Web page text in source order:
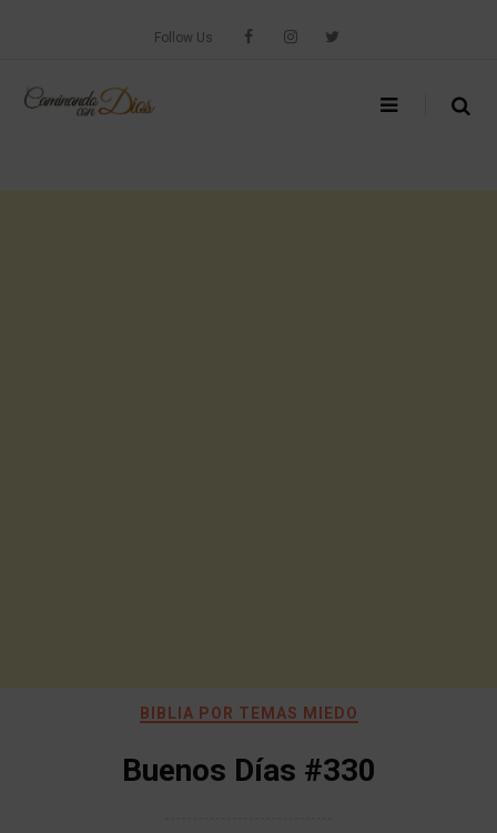
Follow Us
BIBLIA POR TEMAS MIEDO
Buenos Días #330